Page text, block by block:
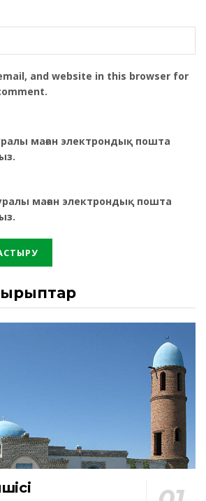
and website in this browser for
маған электрондық пошта
маған электрондық пошта